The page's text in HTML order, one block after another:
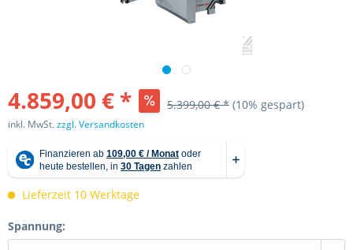
4.859,00 € * 5.399,00 € * (10% gespart)
inkl. MwSt.zzgl. Versandkosten
Lieferzeit 10 Werktage
Spannung: